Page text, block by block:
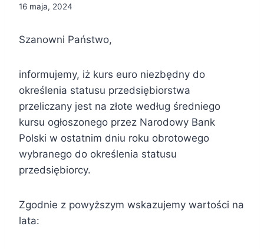
16 maja, 2024
Szanowni Państwo,
informujemy, iż kurs euro niezbędny do
określenia statusu przedsiębiorstwa
przeliczany jest na złote według średniego
kursu ogłoszonego przez Narodowy Bank
Polski w ostatnim dniu roku obrotowego
wybranego do określenia statusu
przedsiębiorcy.
Zgodnie z powyższym wskazujemy wartości na
lata: